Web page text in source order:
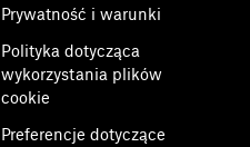
Prywatność i warunki
Polityka dotycząca
wykorzystania plików
cookie
Preferencje dotyczące